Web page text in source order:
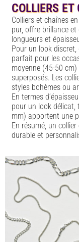
COLLIERS
Colliers et chaînes
pur, offre brillance
longueurs et
Pour un look
parfait pour les
moyenne (45-50
superposés. Les
styles bohèmes ou
En termes
pour un look délicat,
mm) apportent une
En résumé, un
durable et